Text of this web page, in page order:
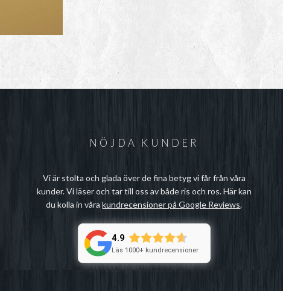
NÖJDA KUNDER
Vi är stolta och glada över de fina betyg vi får från våra
kunder. Vi läser och tar till oss av både ris och ros. Här kan
du kolla in vårakundrecensioner på Google Reviews.
4.9
Läs 1000+ kundrecensioner